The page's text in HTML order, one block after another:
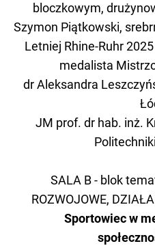
bloczkowym,
Szymon Piątkowski,
Letniej Rhine-Ruhr
medalista
dr Aleksandra
JM prof. dr hab. inż.
SALA B - blok
ROZWOJOWE,
Sportowiec w